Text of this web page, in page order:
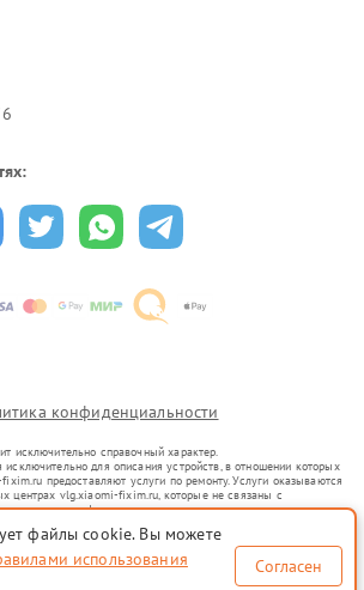
конфиденциальности
исключительно справочный характер.
для описания устройств, в отношении которых
предоставляют услуги по ремонту. Услуги оказываются
центрах vlg.xiaomi-fixim.ru, которые не связаны с
или их официальными представителями.
уже введенных в гражданский оборот в соответствии
не преследует цели индивидуализации услуг или введения
служит для информирования о предоставляемых услугах по
файлы cookie. Вы можете
использования
Согласен